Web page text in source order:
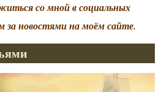
со мной в социальных
за новостями на моём сайте.